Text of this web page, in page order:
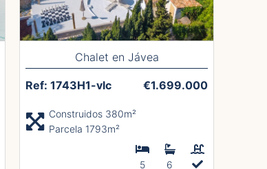
Chalet en Jávea
Ref: 1743H1-vlc €1.699.000
Construidos 380m²
Parcela 1793m²
5 6